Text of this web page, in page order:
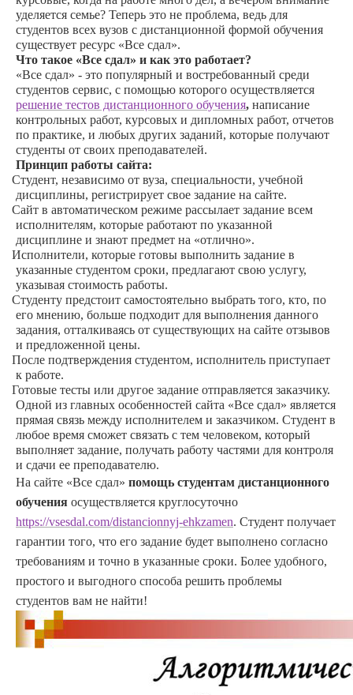
уделяется семье? Теперь это не проблема, ведь для
студентов всех вузов с дистанционной формой обучения
существует ресурс «Все сдал».
Что такое «Все сдал» и как это работает?
«Все сдал» - это популярный и востребованный среди
студентов сервис, с помощью которого осуществляется
решение тестов дистанционного обучения, написание
контрольных работ, курсовых и дипломных работ, отчетов
по практике, и любых других заданий, которые получают
студенты от своих преподавателей.
Принцип работы сайта:
Студент, независимо от вуза, специальности, учебной
дисциплины, регистрирует свое задание на сайте.
Сайт в автоматическом режиме рассылает задание всем
исполнителям, которые работают по указанной
дисциплине и знают предмет на «отлично».
Исполнители, которые готовы выполнить задание в
указанные студентом сроки, предлагают свою услугу,
указывая стоимость работы.
Студенту предстоит самостоятельно выбрать того, кто, по
его мнению, больше подходит для выполнения данного
задания, отталкиваясь от существующих на сайте отзывов
и предложенной цены.
После подтверждения студентом, исполнитель приступает
к работе.
Готовые тесты или другое задание отправляется заказчику.
Одной из главных особенностей сайта «Все сдал» является
прямая связь между исполнителем и заказчиком. Студент в
любое время сможет связать с тем человеком, который
выполняет задание, получать работу частями для контроля
и сдачи ее преподавателю.
На сайте «Все сдал» помощь студентам дистанционного
обучения осуществляется круглосуточно
https://vsesdal.com/distancionnyj-ehkzamen. Студент получает
гарантии того, что его задание будет выполнено согласно
требованиям и точно в указанные сроки. Более удобного,
простого и выгодного способа решить проблемы
студентов вам не найти!